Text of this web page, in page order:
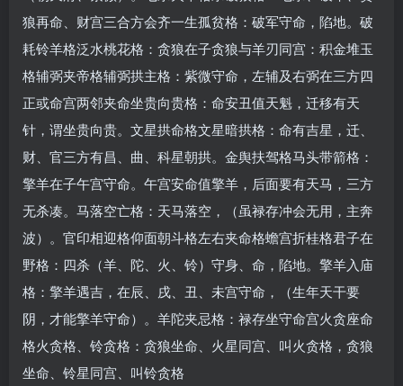
狼再命、财宫三合方会齐一生孤贫格：破军守命，陷地。破
耗铃羊格泛水桃花格：贪狼在子贪狼与羊刃同宫：积金堆玉
格辅弼夹帝格辅弼拱主格：紫微守命，左辅及右弼在三方四
正或命宫两邻夹命坐贵向贵格：命安丑值天魁，迁移有天
针，谓坐贵向贵。文星拱命格文星暗拱格：命有吉星，迁、
财、官三方有昌、曲、科星朝拱。金舆扶驾格马头带箭格：
擎羊在子午宫守命。午宫安命值擎羊，后面要有天马，三方
无杀凑。马落空亡格：天马落空，（虽禄存冲会无用，主奔
波）。官印相迎格仰面朝斗格左右夹命格蟾宫折桂格君子在
野格：四杀（羊、陀、火、铃）守身、命，陷地。擎羊入庙
格：擎羊遇吉，在辰、戌、丑、未宫守命，（生年天干要
阴，才能擎羊守命）。羊陀夹忌格：禄存坐守命宫火贪座命
格火贪格、铃贪格：贪狼坐命、火星同宫、叫火贪格，贪狼
坐命、铃星同宫、叫铃贪格